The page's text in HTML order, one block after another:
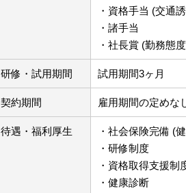
・資格手当 (交通
・諸手当
・社長賞 (勤務態
研修・試用期間 試用期間3ヶ月
契約期間 雇用期間の定めな
待遇・福利厚生
・社会保険完備 (
・研修制度
・資格取得支援
・健康診断